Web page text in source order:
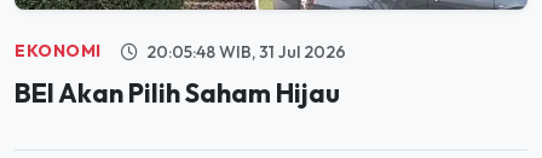
EKONOMI 20:05:48 WIB, 31 Jul 2026
BEI Akan Pilih Saham Hijau